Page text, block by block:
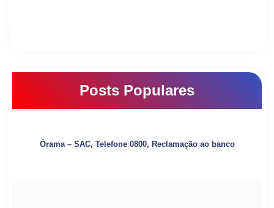
Posts Populares
Órama – SAC, Telefone 0800, Reclamação ao banco